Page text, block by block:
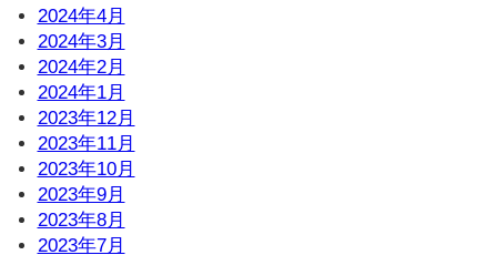
2024年4月
2024年3月
2024年2月
2024年1月
2023年12月
2023年11月
2023年10月
2023年9月
2023年8月
2023年7月